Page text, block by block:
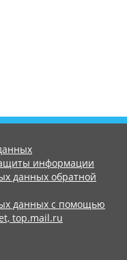
информации
данных обратной
данных с помощью
top.mail.ru